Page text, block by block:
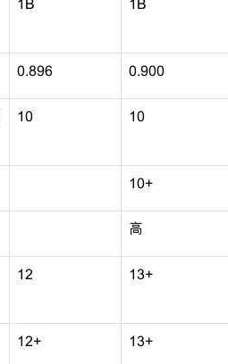
1B 1B
0.896 0.900
10 10
10+
高
12 13+
12+ 13+